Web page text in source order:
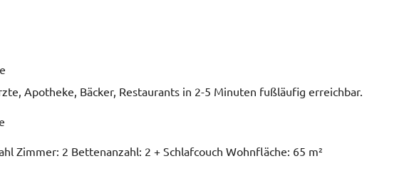
Apotheke, Bäcker, Restaurants in 2-5 Minuten fußläufig erreichbar.
Zimmer: 2 Bettenanzahl: 2 + Schlafcouch Wohnfläche: 65 m²